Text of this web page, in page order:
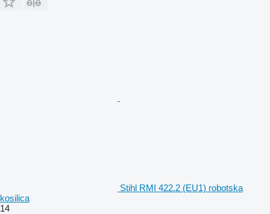
Stihl RMI 422.2 (EU1) robotska
kosilica
14